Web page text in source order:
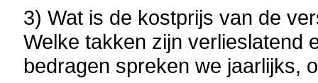
3) Wat is de kostprijs van de
Welke takken zijn verlieslatend
bedragen spreken we jaarlijks,